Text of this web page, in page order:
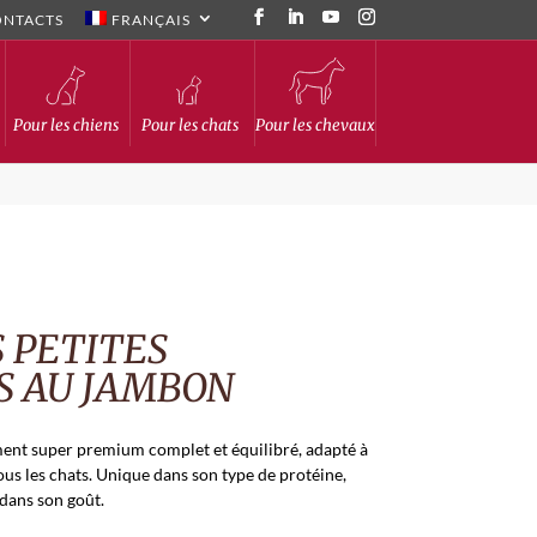
FRANÇAIS
Pour les chiens Pour les chats Pour les chevaux
PETITES
AU JAMBON
super premium complet et équilibré, adapté à
les chats. Unique dans son type de protéine,
son goût.